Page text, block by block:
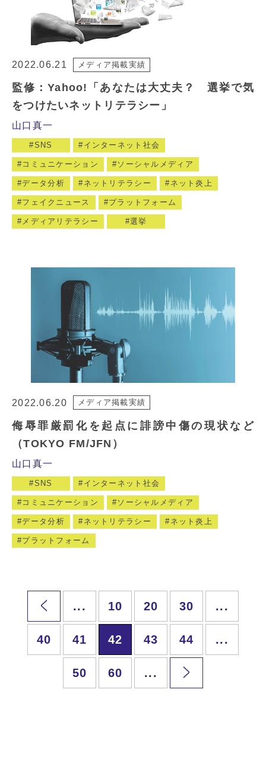
2022.06.21 メディア掲載実績
監修：Yahoo!「あなたは大丈夫？ 選挙で気
をつけたいネットリテラシー」
山口真一
SNS インターネット社会
コミュニケーション ソーシャルメディア
データ分析 ネットリテラシー ネット炎上
フェイクニュース プラットフォーム
メディアリテラシー 選挙
2022.06.20 メディア掲載実績
侮辱罪厳罰化を起点に誹謗中傷の現状など
（TOKYO FM/JFN）
山口真一
SNS インターネット社会
コミュニケーション ソーシャルメディア
データ分析 ネットリテラシー ネット炎上
プラットフォーム
... 10 20 30 ...
40 41 42 43 44 ...
50 60 ...